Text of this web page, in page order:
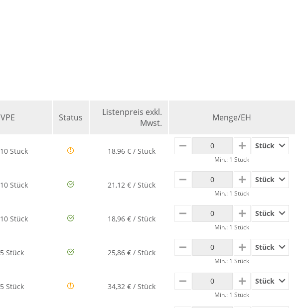
VPE Status
Listenpreis exkl.
Mwst.
Menge/EH
10 Stück 18,96 € / Stück MINUS PLUSStück
Min.: 1 Stück
10 Stück 21,12 € / Stück MINUS PLUSStück
Min.: 1 Stück
10 Stück 18,96 € / Stück MINUS PLUSStück
Min.: 1 Stück
5 Stück 25,86 € / Stück MINUS PLUSStück
Min.: 1 Stück
5 Stück 34,32 € / Stück MINUS PLUSStück
Min.: 1 Stück